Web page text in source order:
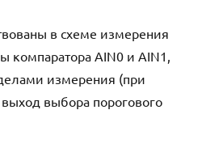
в схеме измерения
компаратора AIN0 и AIN1,
измерения (при
выбора порогового